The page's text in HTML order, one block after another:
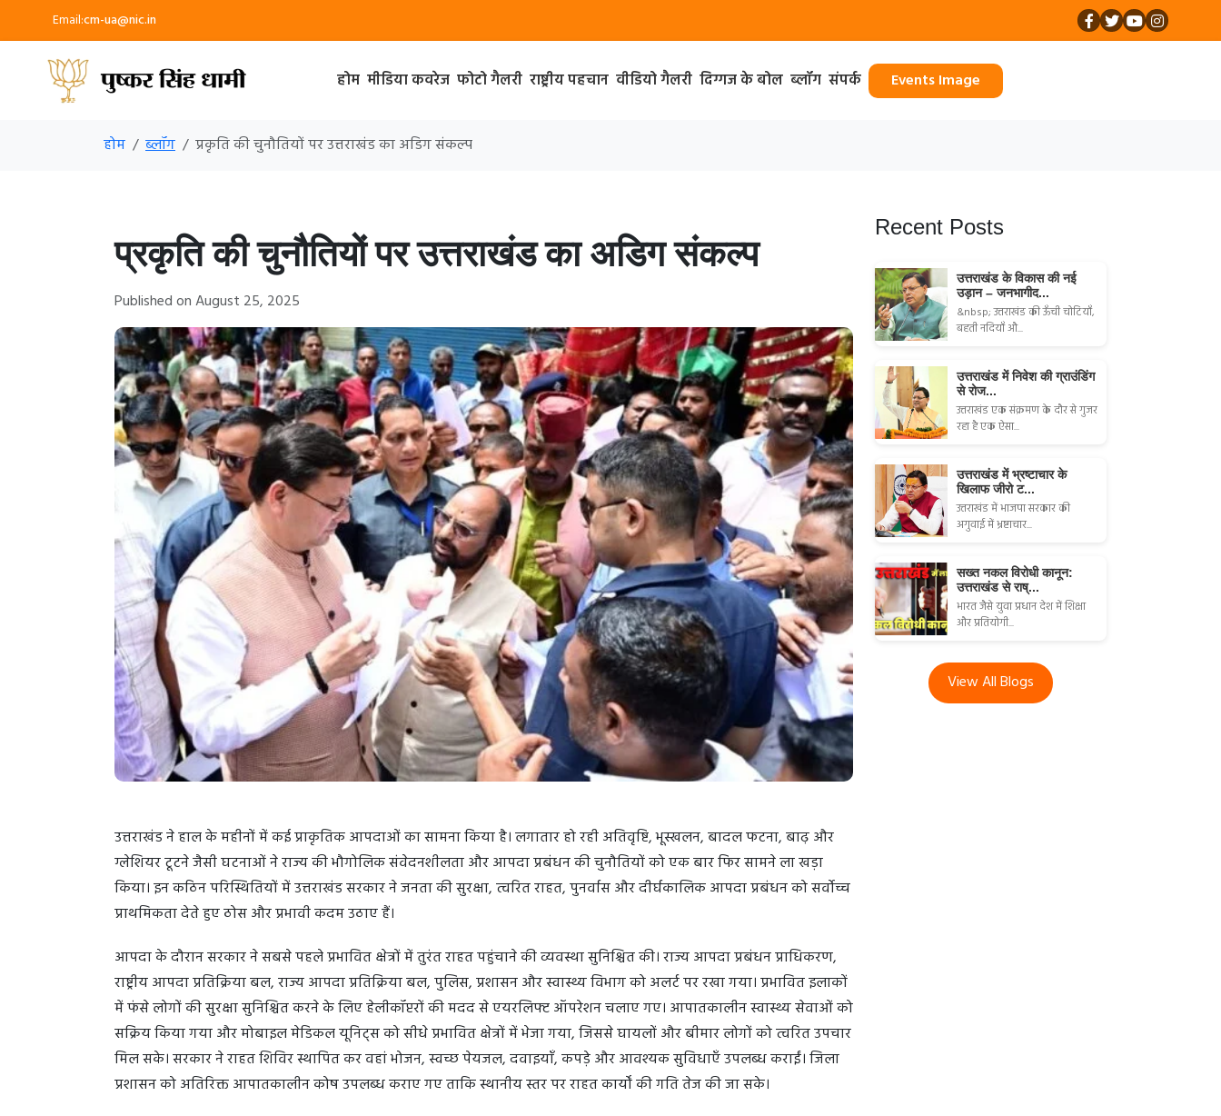
Email:cm-ua@nic.in
होम मीडिया कवरेज फोटो गैलरी राष्ट्रीय पहचान वीडियो गैलरी दिग्गज के बोल ब्लॉग संपर्क Events Image
होम ब्लॉग प्रकृति की चुनौतियों पर उत्तराखंड का अडिग संकल्प
प्रकृति की चुनौतियों पर उत्तराखंड का अडिग संकल्प
Published on August 25, 2025
उत्तराखंड ने हाल के महीनों में कई प्राकृतिक आपदाओं का सामना किया है। लगातार हो रही अतिवृष्टि, भूस्खलन, बादल फटना, बाढ़ और
ग्लेशियर टूटने जैसी घटनाओं ने राज्य की भौगोलिक संवेदनशीलता और आपदा प्रबंधन की चुनौतियों को एक बार फिर सामने ला खड़ा
किया। इन कठिन परिस्थितियों में उत्तराखंड सरकार ने जनता की सुरक्षा, त्वरित राहत, पुनर्वास और दीर्घकालिक आपदा प्रबंधन को सर्वोच्च
प्राथमिकता देते हुए ठोस और प्रभावी कदम उठाए हैं।
आपदा के दौरान सरकार ने सबसे पहले प्रभावित क्षेत्रों में तुरंत राहत पहुंचाने की व्यवस्था सुनिश्चित की। राज्य आपदा प्रबंधन प्राधिकरण,
राष्ट्रीय आपदा प्रतिक्रिया बल, राज्य आपदा प्रतिक्रिया बल, पुलिस, प्रशासन और स्वास्थ्य विभाग को अलर्ट पर रखा गया। प्रभावित इलाकों
में फंसे लोगों की सुरक्षा सुनिश्चित करने के लिए हेलीकॉप्टरों की मदद से एयरलिफ्ट ऑपरेशन चलाए गए। आपातकालीन स्वास्थ्य सेवाओं को
सक्रिय किया गया और मोबाइल मेडिकल यूनिट्स को सीधे प्रभावित क्षेत्रों में भेजा गया, जिससे घायलों और बीमार लोगों को त्वरित उपचार
मिल सके। सरकार ने राहत शिविर स्थापित कर वहां भोजन, स्वच्छ पेयजल, दवाइयाँ, कपड़े और आवश्यक सुविधाएँ उपलब्ध कराईं। जिला
प्रशासन को अतिरिक्त आपातकालीन कोष उपलब्ध कराए गए ताकि स्थानीय स्तर पर राहत कार्यों की गति तेज की जा सके।
Recent Posts
उत्तराखंड के विकास की नई
उड़ान – जनभागीद...
&nbsp; उत्तराखंड की ऊँची चोटियाँ,
बहती नदियाँ औ...
उत्तराखंड में निवेश की ग्राउंडिंग
से रोज...
उत्तराखंड एक संक्रमण के दौर से गुजर
रहा है एक ऐसा...
उत्तराखंड में भ्रष्टाचार के
खिलाफ जीरो ट...
उत्तराखंड में भाजपा सरकार की
अगुवाई में भ्रष्टाचार...
सख्त नकल विरोधी कानून:
उत्तराखंड से राष्...
भारत जैसे युवा प्रधान देश में शिक्षा
और प्रतियोगी...
View All Blogs